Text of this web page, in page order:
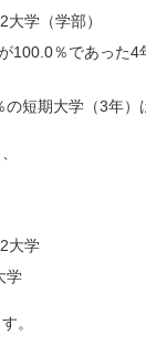
学（学部）
100.0％であった
の短期大学（3年）
大学
学
。